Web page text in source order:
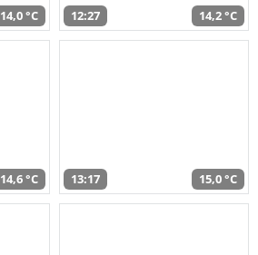
14,0 °C 12:27 14,2 °C
14,6 °C 13:17 15,0 °C